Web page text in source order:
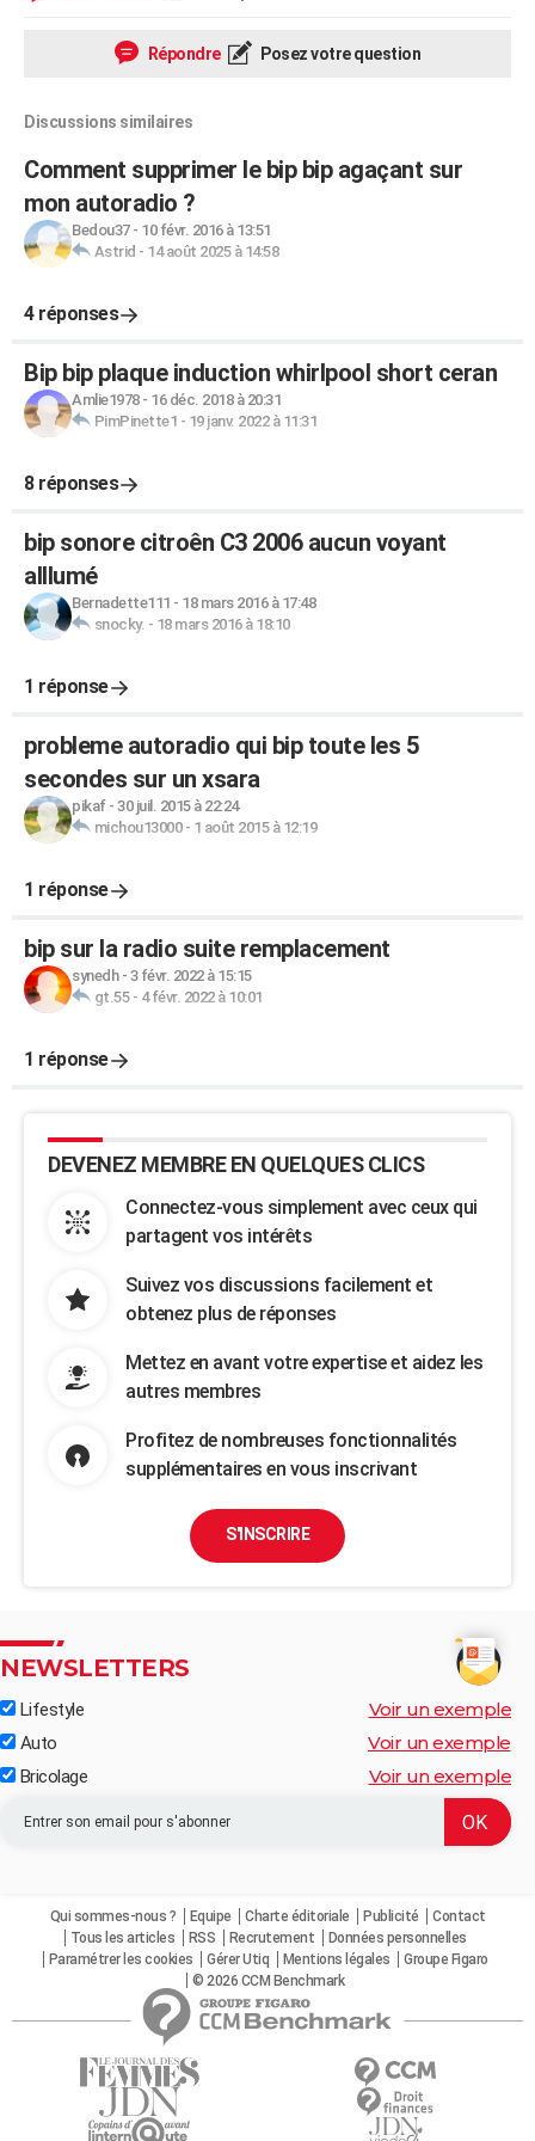
Répondre Posez votre question
Discussions similaires
Comment supprimer le bip bip agaçant sur
mon autoradio ?
Bedou37- 10 févr. 2016 à 13:51
Astrid - 14 août 2025 à 14:58
4 réponses
Bip bip plaque induction whirlpool short ceran
Amlie1978- 16 déc. 2018 à 20:31
PimPinette1 - 19 janv. 2022 à 11:31
8 réponses
bip sonore citroên C3 2006 aucun voyant
alllumé
Bernadette111 - 18 mars 2016 à 17:48
snocky. - 18 mars 2016 à 18:10
1 réponse
probleme autoradio qui bip toute les 5
secondes sur un xsara
pikaf- 30 juil. 2015 à 22:24
michou13000- 1 août 2015 à 12:19
1 réponse
bip sur la radio suite remplacement
synedh- 3 févr. 2022 à 15:15
gt.55- 4 févr. 2022 à 10:01
1 réponse
DEVENEZ MEMBRE EN QUELQUES CLICS
Connectez-vous simplement avec ceux qui
partagent vos intérêts
Suivez vos discussions facilement et
obtenez plus de réponses
Mettez en avant votre expertise et aidez les
autres membres
Profitez de nombreuses fonctionnalités
supplémentaires en vous inscrivant
S'INSCRIRE
NEWSLETTERS
Lifestyle Voir un exemple
Auto Voir un exemple
Bricolage Voir un exemple
Qui sommes-nous ? Equipe Charte éditoriale Publicité
Contact
Tous les articles
RSS Recrutement
Données personnelles
Paramétrer les cookies
Gérer Utiq Mentions légales
Groupe Figaro
© 2026 CCM Benchmark